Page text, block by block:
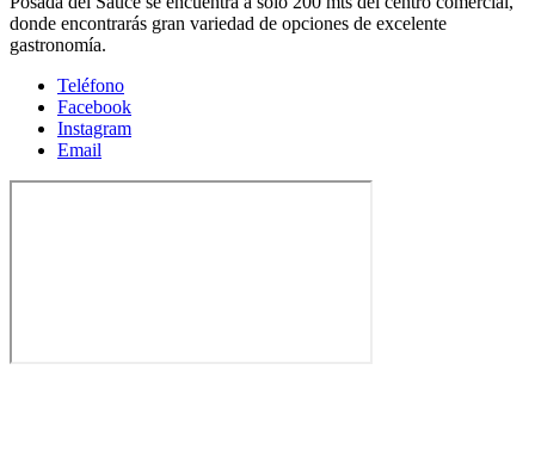
donde encontrarás gran variedad de opciones de excelente
gastronomía.
Teléfono
Facebook
Instagram
Email